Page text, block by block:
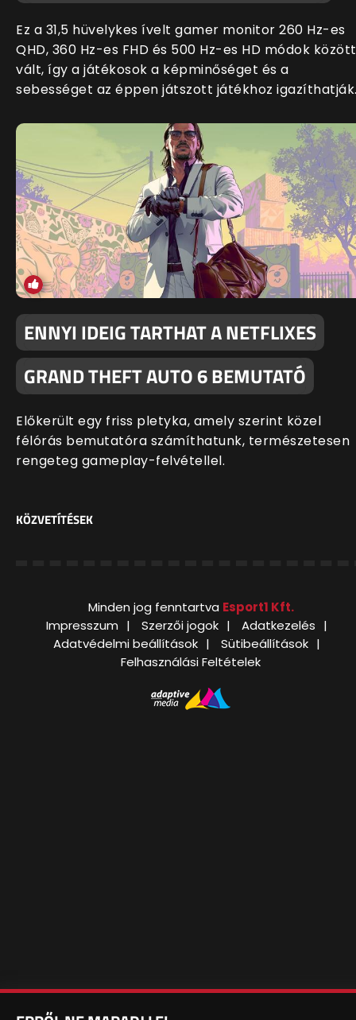
Ez a 31,5 hüvelykes ívelt gamer monitor 260 Hz-es
QHD, 360 Hz-es FHD és 500 Hz-es HD módok között
vált, így a játékosok a képminőséget és a
sebességet az éppen játszott játékhoz
ENNYI IDEIG TARTHAT A NETFLIXES
GRAND THEFT AUTO 6 BEMUTATÓ
Előkerült egy friss pletyka, amely szerint közel
félórás bemutatóra számíthatunk, természetesen
rengeteg gameplay-felvétellel.
KÖZVETÍTÉSEK
Minden jog fenntartva Esport1 Kft.
Impresszum
Szerzői jogok
Adatkezelés
Adatvédelmi beállítások
Sütibeállítások
Felhasználási Feltételek